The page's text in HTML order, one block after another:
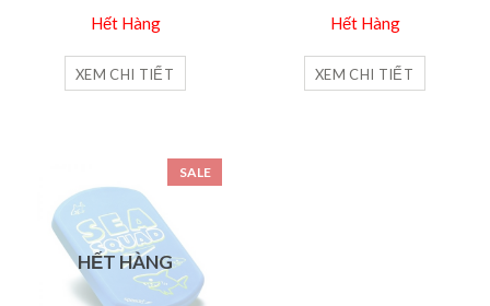
Hết Hàng
XEM CHI TIẾT
Hết Hàng
XEM CHI TIẾT
SALE
HẾT HÀNG